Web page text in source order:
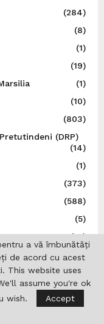
(284)
(8)
(1)
(19)
(1)
(10)
(803)
(DRP)
(14)
(1)
(373)
(588)
(5)
(31)
(5)
(24)
(31)
(7)
a vă îmbunătăți
de acord cu acest
This website uses
assume you're ok
wish.
Accept